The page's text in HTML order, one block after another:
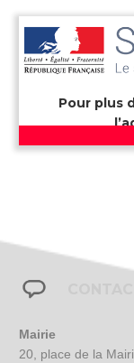
Pour plus
Mairie
20, place de la